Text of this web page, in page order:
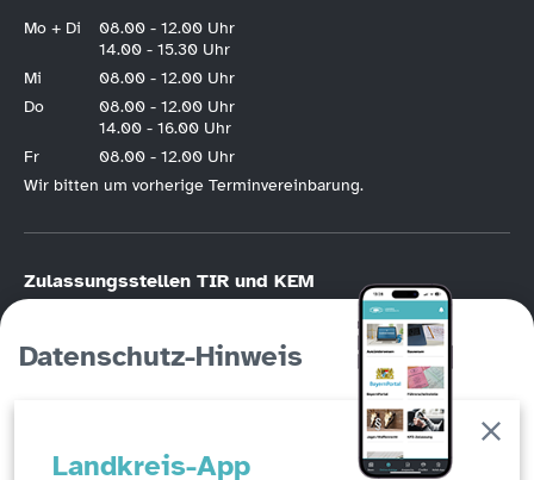
Datenschutz-Hinweis
Auf dieser Seite werden Cookies eingesetzt, um ein
erweitertes Benutzungserlebnis zu erzeugen und die
Landkreis-App
Mo + Di
08.00 - 12.00 Uhr
14.00 - 15.30 Uhr
Mi
08.00 - 12.00 Uhr
Do
08.00 - 12.00 Uhr
14.00 - 16.00 Uhr
Fr
08.00 - 12.00 Uhr
Wir bitten um vorherige Terminvereinbarung.
Zulassungsstellen TIR und KEM
Online-Terminvereinbarung
Bitte halten Sie die Hotline der KFZ-Terminvereinbarung unbedingt frei, wenn
Sie die Möglichkeit der Online-Registrierung haben. Die KFZ-Hotline
09642/707760) ist in erster Linie für
Abfallwirtschaftszentrum Steinmühle –